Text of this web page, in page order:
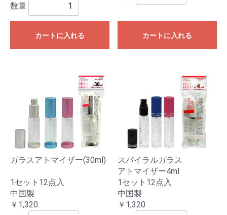
数量
カートに入れる カートに入れる
ガラスアトマイザー(30ml)
1セット12点入
中国製
￥1,320
スパイラルガラス
アトマイザー4ml
1セット12点入
中国製
￥1,320